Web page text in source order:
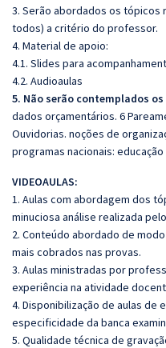
3. Serão abordados os tópicos
todos) a critério do professor.
4. Material de apoio:
4.1. Slides para
4.2. Audioaulas
5. Não serão contemplados
dados orçamentários. 6
Ouvidorias. noções de
programas nacionais:
VIDEOAULAS:
1. Aulas com abordagem dos
minuciosa análise realizada
2. Conteúdo abordado de
mais cobrados nas provas.
3. Aulas ministradas por
experiência na atividade
4. Disponibilização de aulas de
especificidade da banca
5. Qualidade técnica de